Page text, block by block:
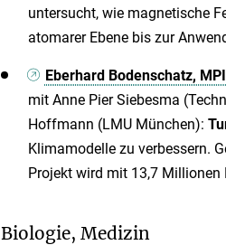
untersucht, wie magnetische
atomarer Ebene bis zur
Eberhard Bodenschatz,
mit Anne Pier Siebesma
Hoffmann (LMU München):
Klimamodelle zu verbessern.
Projekt wird mit 13,7 Millionen
Biologie, Medizin